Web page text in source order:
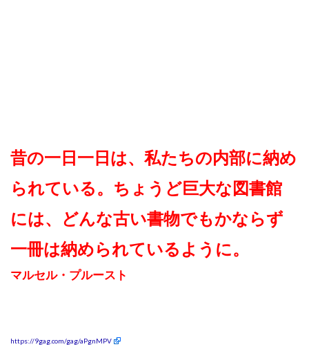
昔の一日一日は、私たちの内部に納め
られている。ちょうど巨大な図書館
には、どんな古い書物でもかならず
一冊は納められているように。
マルセル・プルースト
https://9gag.com/gag/aPgnMPV